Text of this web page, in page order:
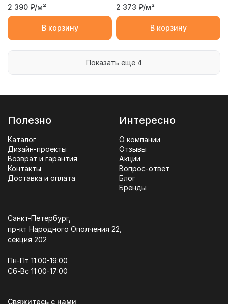
2 390 ₽/м²
В корзину
2 373 ₽/м²
В корзину
Показать еще 4
Полезно
Каталог
Дизайн-проекты
Возврат и гарантия
Контакты
Доставка и оплата
Интересно
О компании
Отзывы
Акции
Вопрос-ответ
Блог
Бренды
Санкт-Петербург,
пр-кт Народного Ополчения 22,
секция 202
Пн-Пт 11:00-19:00
Сб-Вс 11:00-17:00
Свяжитесь с нами